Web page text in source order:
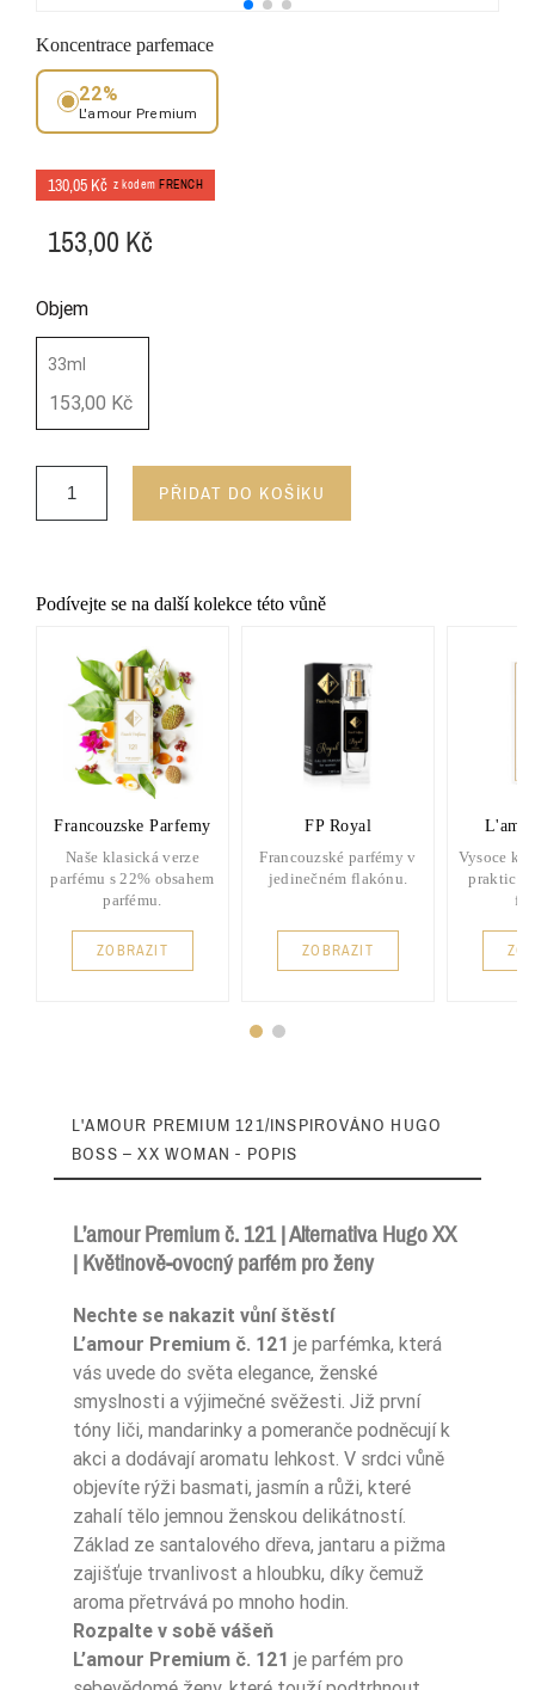
Koncentrace parfemace
22%
L'amour Premium
130,05 Kč z kodem FRENCH
153,00 Kč
Objem
33ml
153,00 Kč
PŘIDAT DO KOŠÍKU
Podívejte se na další kolekce této vůně
Francouzske Parfemy
Naše klasická verze
parfému s 22% obsahem
parfému.
ZOBRAZIT
FP Royal
Francouzské parfémy v
jedinečném flakónu.
ZOBRAZIT
Vysoce
L'AMOUR PREMIUM 121/INSPIROVÁNO HUGO
BOSS – XX WOMAN - POPIS
L’amour Premium č. 121 | Alternativa Hugo XX
| Květinově-ovocný parfém pro ženy
Nechte se nakazit vůní štěstí
L’amour Premium č. 121 je parfémka, která
vás uvede do světa elegance, ženské
smyslnosti a výjimečné svěžesti. Již první
tóny liči, mandarinky a pomeranče podněcují k
akci a dodávají aromatu lehkost. V srdci vůně
objevíte rýži basmati, jasmín a růži, které
zahalí tělo jemnou ženskou delikátností.
Základ ze santalového dřeva, jantaru a pižma
zajišťuje trvanlivost a hloubku, díky čemuž
aroma přetrvává po mnoho hodin.
Rozpalte v sobě vášeň
L’amour Premium č. 121 je parfém pro
Zaperfumowanie 22%
Ean13 5906826252409